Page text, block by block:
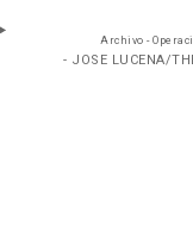
Archivo -
- JOSE LUCENA/